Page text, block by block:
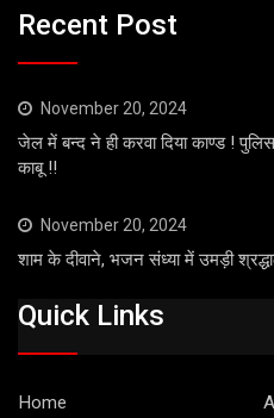
Recent Post
November 20, 2024
जेल में बन्द ने ही करवा दिया काण्ड !
काबू !!
November 20, 2024
शाम के दीवाने, भजन संध्या में उमड़ी
Quick Links
Home